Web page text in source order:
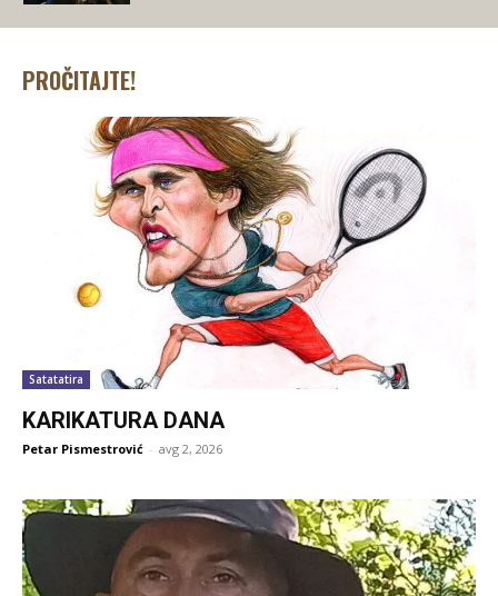
PROČITAJTE!
Satatatira
KARIKATURA DANA
Petar Pismestrović - avg 2, 2026